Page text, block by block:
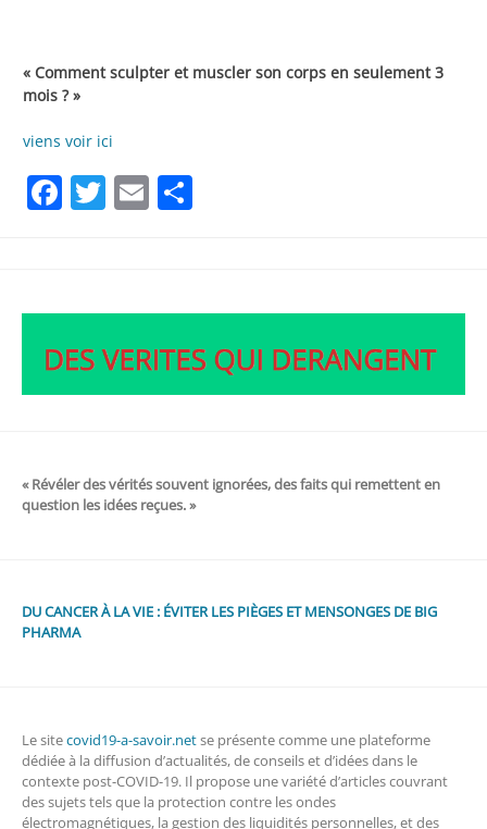
« Comment sculpter et muscler son corps en seulement 3
mois ? »
viens voir ici
Facebook
Twitter
Email
« Révéler des vérités souvent ignorées, des faits qui remettent en
question les idées reçues. »
DU CANCER À LA VIE : ÉVITER LES PIÈGES ET MENSONGES DE BIG
PHARMA
Le sitecovid19-a-savoir.netse présente comme une plateforme
dédiée à la diffusion d’actualités, de conseils et d’idées dans le
contexte post-COVID-19. Il propose une variété d’articles couvrant
des sujets tels que la protection contre les ondes
électromagnétiques, la gestion des liquidités personnelles, et des